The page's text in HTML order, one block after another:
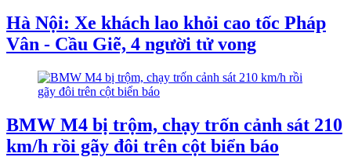
Hà Nội: Xe khách lao khỏi cao tốc Pháp
Vân - Cầu Giẽ, 4 người tử vong
BMW M4 bị trộm, chạy trốn cảnh sát 210
km/h rồi gãy đôi trên cột biển báo